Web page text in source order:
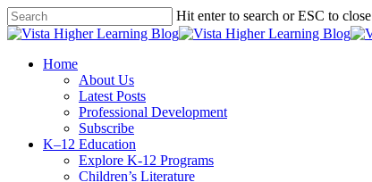
Skip
to
content
Hit enter to search or ESC to close
Close
search
Menu
Home
About Us
Latest Posts
Professional Development
Subscribe
K–12 Education
Explore K-12 Programs
Children’s Literature